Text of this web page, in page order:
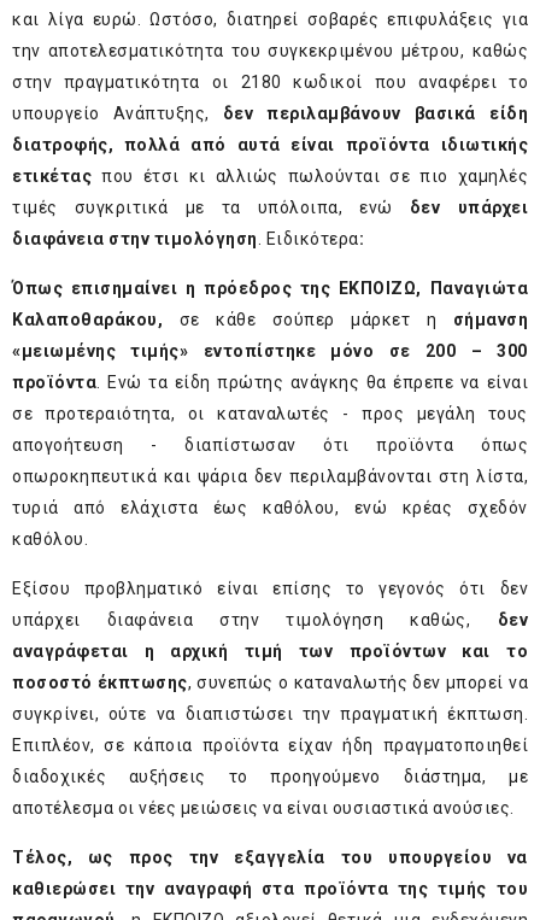
και λίγα ευρώ. Ωστόσο, διατηρεί σοβαρές επιφυλάξεις για
την αποτελεσματικότητα του συγκεκριμένου μέτρου, καθώς
στην πραγματικότητα οι 2180 κωδικοί που αναφέρει το
υπουργείο Ανάπτυξης, δεν περιλαμβάνουν βασικά είδη
διατροφής, πολλά από αυτά είναι προϊόντα ιδιωτικής
ετικέτας που έτσι κι αλλιώς πωλούνται σε πιο χαμηλές
τιμές συγκριτικά με τα υπόλοιπα, ενώ δεν υπάρχει
διαφάνεια στην τιμολόγηση. Ειδικότερα:
Όπως επισημαίνει η πρόεδρος της ΕΚΠΟΙΖΩ, Παναγιώτα
Καλαποθαράκου, σε κάθε σούπερ μάρκετ η σήμανση
«μειωμένης τιμής» εντοπίστηκε μόνο σε 200 – 300
προϊόντα. Ενώ τα είδη πρώτης ανάγκης θα έπρεπε να είναι
σε προτεραιότητα, οι καταναλωτές - προς μεγάλη τους
απογοήτευση - διαπίστωσαν ότι προϊόντα όπως
οπωροκηπευτικά και ψάρια δεν περιλαμβάνονται στη λίστα,
τυριά από ελάχιστα έως καθόλου, ενώ κρέας σχεδόν
καθόλου.
Εξίσου προβληματικό είναι επίσης το γεγονός ότι δεν
υπάρχει διαφάνεια στην τιμολόγηση καθώς, δεν
αναγράφεται η αρχική τιμή των προϊόντων και το
ποσοστό έκπτωσης, συνεπώς ο καταναλωτής δεν μπορεί να
συγκρίνει, ούτε να διαπιστώσει την πραγματική έκπτωση.
Επιπλέον, σε κάποια προϊόντα είχαν ήδη πραγματοποιηθεί
διαδοχικές αυξήσεις το προηγούμενο διάστημα, με
αποτέλεσμα οι νέες μειώσεις να είναι ουσιαστικά ανούσιες.
Τέλος, ως προς την εξαγγελία του υπουργείου να
καθιερώσει την αναγραφή στα προϊόντα της τιμής του